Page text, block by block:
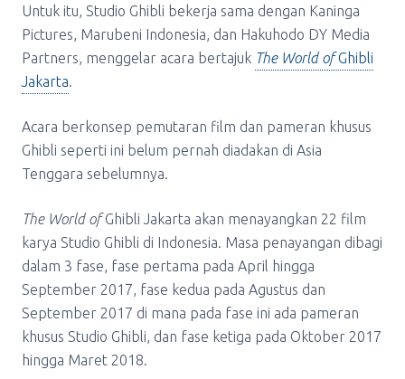
Untuk itu, Studio Ghibli bekerja sama dengan Kaninga
Pictures, Marubeni Indonesia, dan Hakuhodo DY Media
Partners, menggelar acara bertajuk The World ofGhibli
Jakarta.
Acara berkonsep pemutaran film dan pameran khusus
Ghibli seperti ini belum pernah diadakan di Asia
Tenggara sebelumnya.
The World ofGhibli Jakarta akan menayangkan 22 film
karya Studio Ghibli di Indonesia. Masa penayangan dibagi
dalam 3 fase, fase pertama pada April hingga
September 2017, fase kedua pada Agustus dan
September 2017 di mana pada fase ini ada pameran
khusus Studio Ghibli, dan fase ketiga pada Oktober 2017
hingga Maret 2018.